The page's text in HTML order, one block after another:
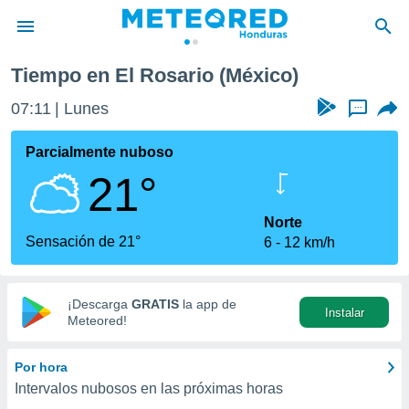
de
ha sido
que se
calidad.
a este
las
y
digital
basada
Tiempo en El Rosario (México)
07:11 Lunes ...
Parcialmente nuboso
21°
Sensación de 21°
Norte
6
12 km/h
¡Descarga GRATIS la app de
Meteored!
Instalar
Por hora
Intervalos nubosos en las próximas horas